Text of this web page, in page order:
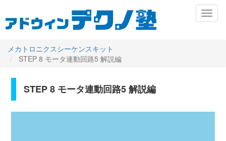
イ
ン
メカトロニクスシーケンスキット
STEP 8 モータ連動回路5 解説編
Primary
tabs
STEP 8 モータ連動回路5 解説編